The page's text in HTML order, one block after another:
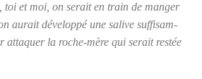
toi et moi, on serait en train de man­ger
aurait déve­lop­pé une salive suf­fi­sam­
atta­quer la roche-mère qui serait res­tée